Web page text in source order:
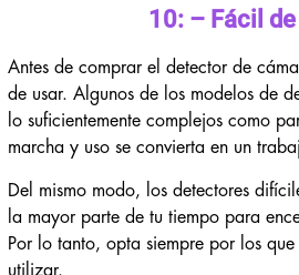
10: – Fácil
Antes de comprar el detector de
de usar. Algunos de los modelos de
lo suficientemente complejos como
marcha y uso se convierta en un
Del mismo modo, los detectores
la mayor parte de tu tiempo para
Por lo tanto, opta siempre por los
utilizar.